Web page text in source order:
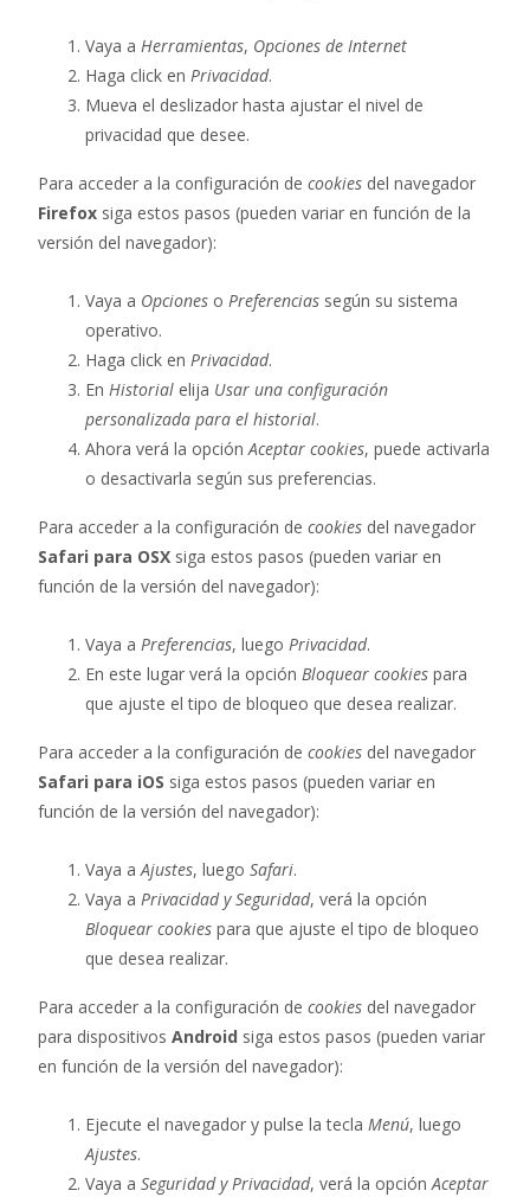
Vaya a Herramientas, Opciones de Internet
Haga click en Privacidad.
Mueva el deslizador hasta ajustar el nivel de
privacidad que desee.
Para acceder a la configuración de cookies del navegador
Firefox siga estos pasos (pueden variar en función de la
versión del navegador):
Vaya a Opciones o Preferencias según su sistema
operativo.
Haga click en Privacidad.
En Historial elija Usar una configuración
personalizada para el historial.
Ahora verá la opciónAceptar cookies, puede activarla
o desactivarla según sus preferencias.
Para acceder a la configuración de cookies del navegador
Safari para OSX siga estos pasos (pueden variar en
función de la versión del navegador):
Vaya a Preferencias, luego Privacidad.
En este lugar verá la opción Bloquear cookies para
que ajuste el tipo de bloqueo que desea realizar.
Para acceder a la configuración de cookies del navegador
Safari para iOS siga estos pasos (pueden variar en
función de la versión del navegador):
Vaya aAjustes, luego Safari.
Vaya a Privacidad y Seguridad, verá la opción
Bloquear cookies para que ajuste el tipo de bloqueo
que desea realizar.
Para acceder a la configuración de cookies del navegador
para dispositivos Android siga estos pasos (pueden variar
en función de la versión del navegador):
Ejecute el navegador y pulse la tecla Menú, luego
Ajustes.
Vaya a Seguridad y Privacidad, verá la opciónAceptar